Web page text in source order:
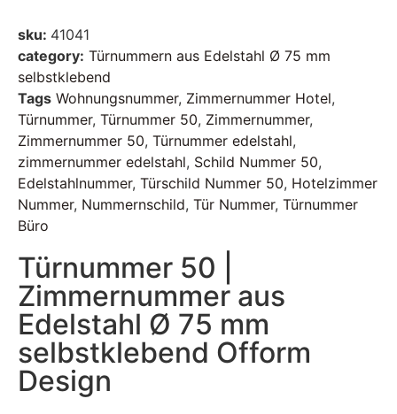
sku: 41041
category: Türnummern aus Edelstahl Ø 75 mm
selbstklebend
Tags Wohnungsnummer, Zimmernummer Hotel,
Türnummer, Türnummer 50, Zimmernummer,
Zimmernummer 50, Türnummer edelstahl,
zimmernummer edelstahl, Schild Nummer 50,
Edelstahlnummer, Türschild Nummer 50, Hotelzimmer
Nummer, Nummernschild, Tür Nummer, Türnummer
Büro
Türnummer 50 |
Zimmernummer aus
Edelstahl Ø 75 mm
selbstklebend Ofform
Design